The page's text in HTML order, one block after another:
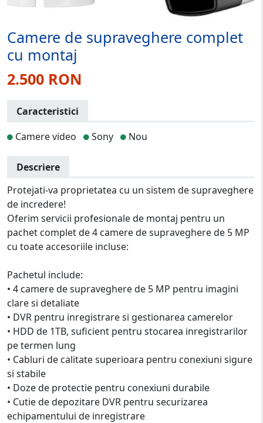
Camere de supraveghere complet
cu montaj
2.500 RON
Caracteristici
Camere video
Sony Nou
Descriere
Protejati-va proprietatea cu un sistem de supraveghere
de incredere!
Oferim servicii profesionale de montaj pentru un
pachet complet de 4 camere de supraveghere de 5 MP
cu toate accesoriile incluse:
Pachetul include:
• 4 camere de supraveghere de 5 MP pentru imagini
clare si detaliate
• DVR pentru inregistrare si gestionarea camerelor
• HDD de 1TB, suficient pentru stocarea inregistrarilor
pe termen lung
• Cabluri de calitate superioara pentru conexiuni sigure
si stabile
• Doze de protectie pentru conexiuni durabile
• Cutie de depozitare DVR pentru securizarea
echipamentului de inregistrare